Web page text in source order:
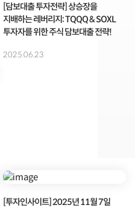
[담보대출 투자전략] 상승장을
지배하는 레버리지: TQQQ & SOXL
투자자를 위한 주식 담보대출 전략!
2025.06.23
[투자인사이트] 2025년 11월 7일